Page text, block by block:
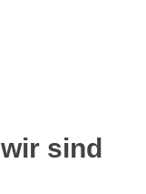
sind